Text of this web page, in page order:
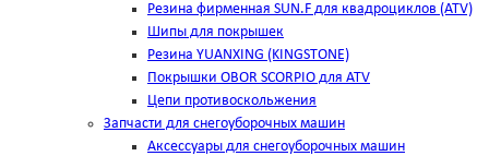
Резина фирменная SUN.F для квадроциклов (АТV)
Шипы для покрышек
Резина YUANXING (KINGSTONE)
Покрышки OBOR SCORPIO для ATV
Цепи противоскольжения
Запчасти для снегоуборочных машин
Аксессуары для снегоуборочных машин